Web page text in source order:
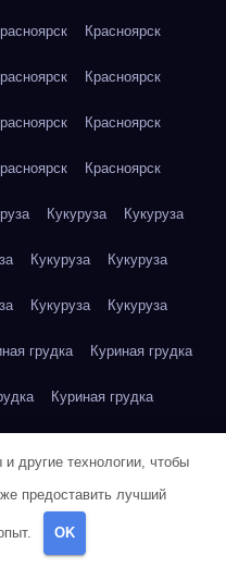
Красноярск
Красноярск
Красноярск
Красноярск
Кукуруза Кукуруза
Кукуруза Кукуруза
Кукуруза Кукуруза
грудка Куриная грудка
Куриная грудка
Куриная грудка
Куриная грудка
другие технологии, чтобы
предоставить лучший
OK